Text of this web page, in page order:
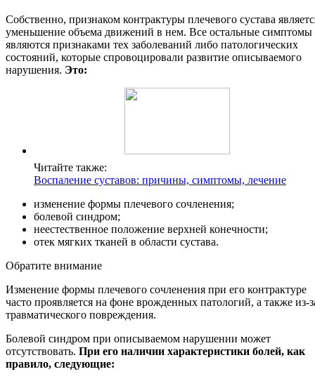
Собственно, признаком контрактуры плечевого сустава
уменьшение объема движений в нем. Все остальные симптомы
являются признаками тех заболеваний либо патологических
состояний, которые спровоцировали развитие описываемого
нарушения. Это:
Читайте также:
Воспаление суставов: причины, симптомы, лечение
изменение формы плечевого сочленения;
болевой синдром;
неестественное положение верхней конечности;
отек мягких тканей в области сустава.
Обратите внимание
Изменение формы плечевого сочленения при его контрактуре
часто проявляется на фоне врожденных патологий, а также из-
травматического повреждения.
Болевой синдром при описываемом нарушении может
отсутствовать. При его наличии характеристики болей, как
правило, следующие: